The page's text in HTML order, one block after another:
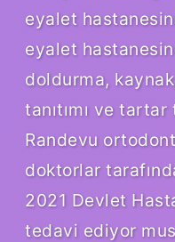
eyalet
eyalet
doldurma,
tanıtımı ve
Randevu
doktorlar
2021 Devlet
tedavi ediyor